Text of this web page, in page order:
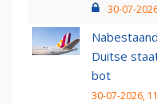
30-07-
Duitse
bot
30-07-2026,